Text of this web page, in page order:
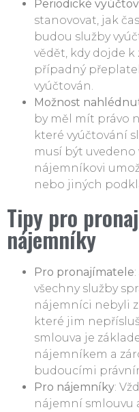
Periodické
stanovovat, jak
budou služby
vědět, kdy dojde
případný
vyúčtován.
Možnost
by měl mít právo
které vyúčtování
musí být uvedeno
nájemníkovi
nebo jiných
Tipy pro
nájemníky
Pro pronajímatele
všechny služby
nájemníci nebyli
které jim
smlouva je
nájemníkem a
budoucími
Pro nájemníky:
nájemní smlouvu